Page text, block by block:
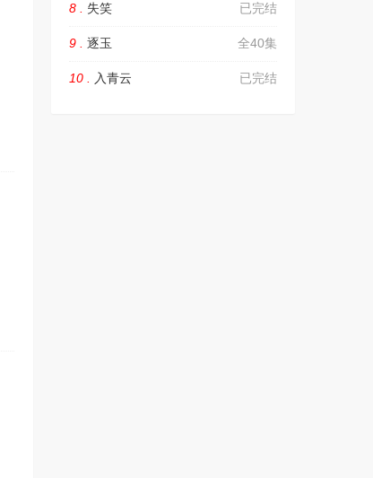
已完结
8 . 失笑
全40集
9 . 逐玉
已完结
10 . 入青云